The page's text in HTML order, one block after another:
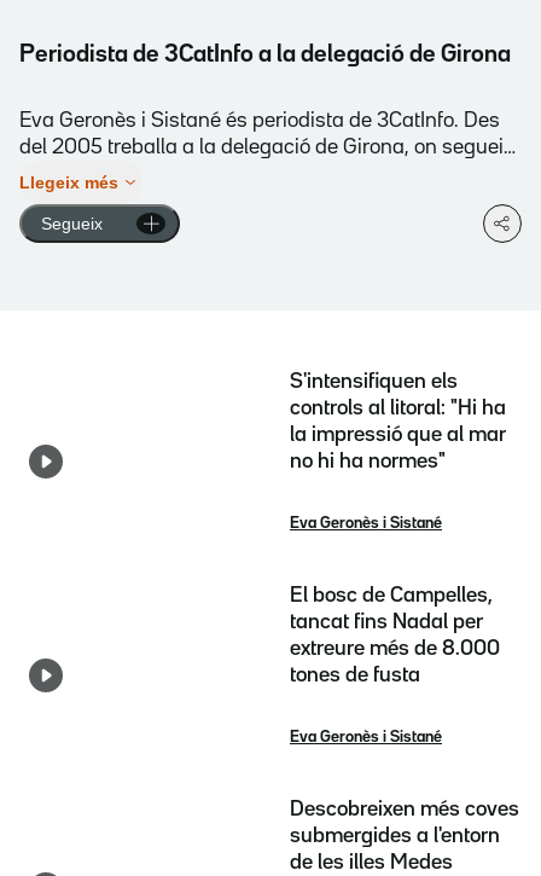
Periodista de 3CatInfo a la delegació de Girona
Eva Geronès i Sistané és periodista de 3CatInfo. Des
del 2005 treballa a la delegació de Girona, on segueix
l'actualitat del territori, especialment els temes d'àmbit
social i d'interès comarcal. Abans de la seva etapa a
Girona, va formar part de l'equip del programa de
Llegeix més
Segueix
S'intensifiquen els
controls al litoral: "Hi ha
la impressió que al mar
no hi ha normes"
Eva Geronès i Sistané
El bosc de Campelles,
tancat fins Nadal per
extreure més de 8.000
tones de fusta
Eva Geronès i Sistané
Descobreixen més coves
submergides a l'entorn
de les illes Medes